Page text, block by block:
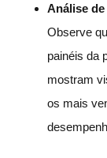
Análise
Observe
painéis da
mostram
os mais